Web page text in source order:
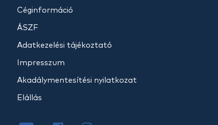
Céginformáció
ÁSZF
Adatkezelési tájékoztató
Impresszum
Akadálymentesítési nyilatkozat
Elállás